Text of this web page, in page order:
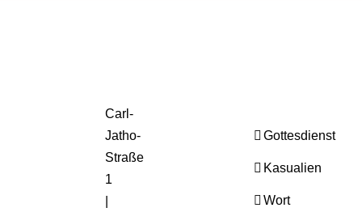
Carl-
Jatho-
Straße
1
Gottesdienst
Kasualien
Wort